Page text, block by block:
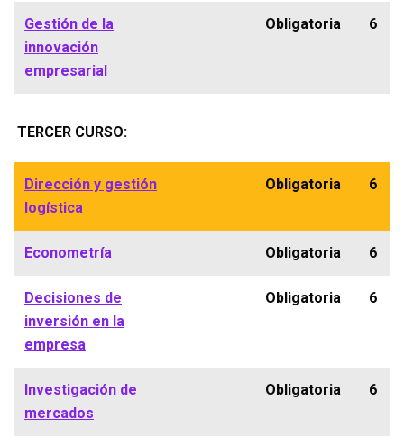
Gestión de la
innovación
empresarial
Obligatoria 6
TERCER CURSO:
Dirección y gestión
logística
Obligatoria 6
Econometría Obligatoria 6
Decisiones de
inversión en la
empresa
Obligatoria 6
Investigación de
mercados
Obligatoria 6